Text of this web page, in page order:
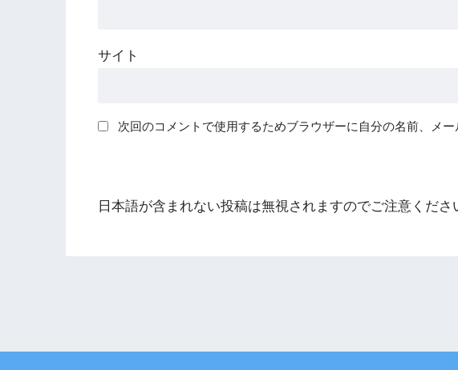
サイト
次回のコメントで使用するためブラウザーに自分の名前、メー
日本語が含まれない投稿は無視されますのでご注意くださ